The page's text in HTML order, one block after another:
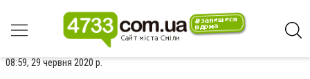
08:59, 29 червня 2020 р.